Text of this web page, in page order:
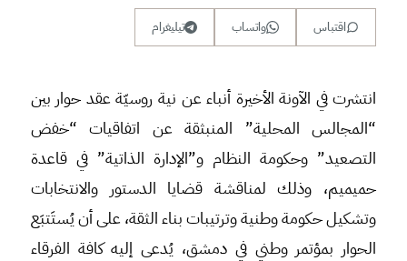
اقتباس واتساب تيليغرام
انتشرت في الآونة الأخيرة أنباء عن نية روسيّة عقد حوار بين
“المجالس المحلية” المنبثقة عن اتفاقيات “خفض
التصعيد” وحكومة النظام و”الإدارة الذاتية” في قاعدة
حميميم، وذلك لمناقشة قضايا الدستور والانتخابات
وتشكيل حكومة وطنية وترتيبات بناء الثقة، على أن يُستَتبَع
الحوار بمؤتمر وطني في دمشق، يُدعى إليه كافة الفرقاء